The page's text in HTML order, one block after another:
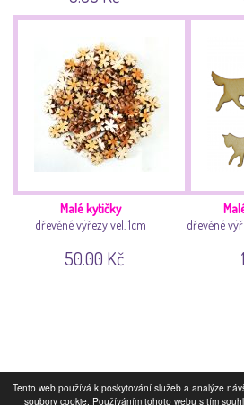
Tento web používá k poskytování služeb a analýze
soubory cookie. Používáním tohoto webu s tím
Malé kytičky
dřevěné výřezy vel. 1cm
50.00 Kč
dřevěné